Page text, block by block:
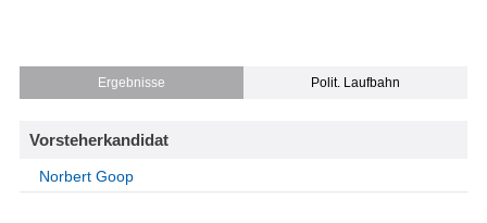
Ergebnisse Polit. Laufbahn
Vorsteherkandidat
Norbert Goop